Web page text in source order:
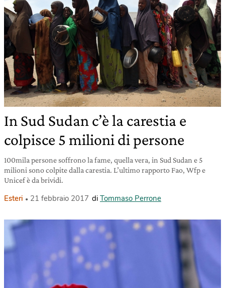
In Sud Sudan c’è la carestia e
colpisce 5 milioni di persone
100mila persone soffrono la fame, quella vera, in Sud Sudan e 5
milioni sono colpite dalla carestia. L’ultimo rapporto Fao, Wfp e
Unicef è da brividi.
Esteri 21 febbraio 2017 di Tommaso Perrone